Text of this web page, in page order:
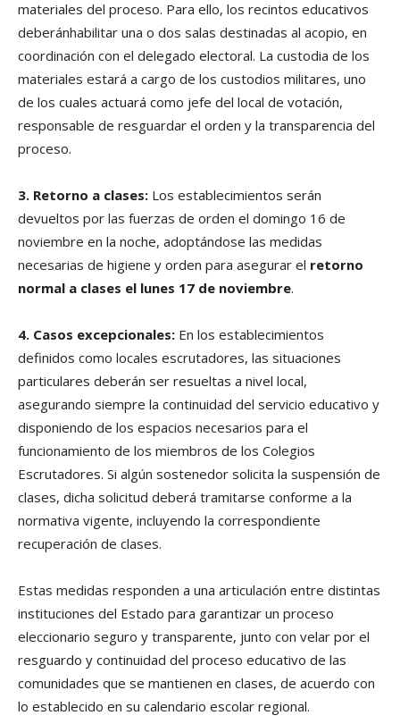
materiales del proceso. Para ello, los recintos educativos
deberánhabilitar una o dos salas destinadas al acopio, en
coordinación con el delegado electoral. La custodia de los
materiales estará a cargo de los custodios militares, uno
de los cuales actuará como jefe del local de votación,
responsable de resguardar el orden y la transparencia del
proceso.
3. Retorno a clases: Los establecimientos serán
devueltos por las fuerzas de orden el domingo 16 de
noviembre en la noche, adoptándose las medidas
necesarias de higiene y orden para asegurar el retorno
normal a clases el lunes 17 de noviembre.
4. Casos excepcionales: En los establecimientos
definidos como locales escrutadores, las situaciones
particulares deberán ser resueltas a nivel local,
asegurando siempre la continuidad del servicio educativo y
disponiendo de los espacios necesarios para el
funcionamiento de los miembros de los Colegios
Escrutadores. Si algún sostenedor solicita la suspensión de
clases, dicha solicitud deberá tramitarse conforme a la
normativa vigente, incluyendo la correspondiente
recuperación de clases.
Estas medidas responden a una articulación entre distintas
instituciones del Estado para garantizar un proceso
eleccionario seguro y transparente, junto con velar por el
resguardo y continuidad del proceso educativo de las
comunidades que se mantienen en clases, de acuerdo con
lo establecido en su calendario escolar regional.